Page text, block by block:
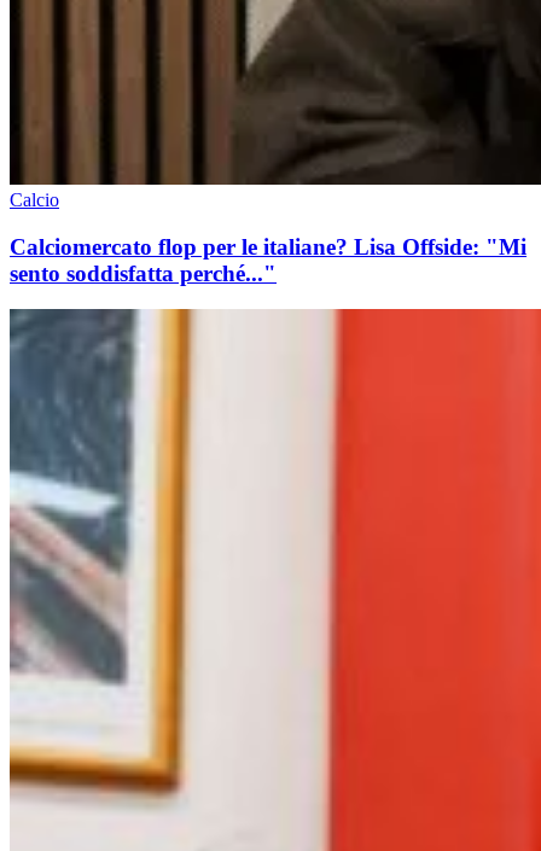
Calcio
Calciomercato flop per le italiane? Lisa Offside: "Mi
sento soddisfatta perché..."